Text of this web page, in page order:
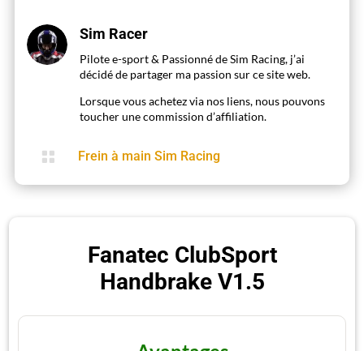
Sim Racer
Pilote e-sport & Passionné de Sim Racing, j’ai
décidé de partager ma passion sur ce site web.
Lorsque vous achetez via nos liens, nous pouvons
toucher une commission d’affiliation.
 Frein à main Sim Racing
Fanatec ClubSport
Handbrake V1.5